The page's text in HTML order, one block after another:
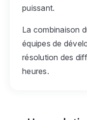
puissant.
La combinaison
équipes de
résolution des
heures.